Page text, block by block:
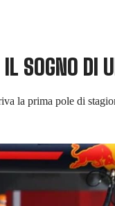
SOGNO DI
la prima pole di